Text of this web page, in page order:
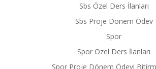
Sbs Özel Ders İlanları
Sbs Proje Dönem Ödev
Spor
Spor Özel Ders İlanları
Spor Proje Dönem Ödevi